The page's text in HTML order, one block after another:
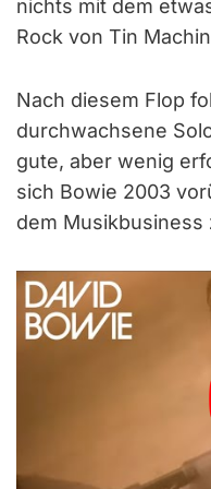
nichts mit dem
Rock von Tin
Nach diesem Flop
durchwachsene
gute, aber wenig
sich Bowie 2003
dem Musikbusiness